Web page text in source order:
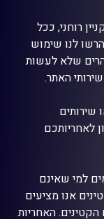
רוחני, ככל
לנו שימוש
שלא לעשות
האתר.
שירותים
לאחריותכם
למי שאינם
אנו מציעים
האחריות